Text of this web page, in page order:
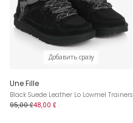
Добавить сразу
Une Fille
Black Suede Leather Lo Lowmel Trainers
95,00 £48,00 £